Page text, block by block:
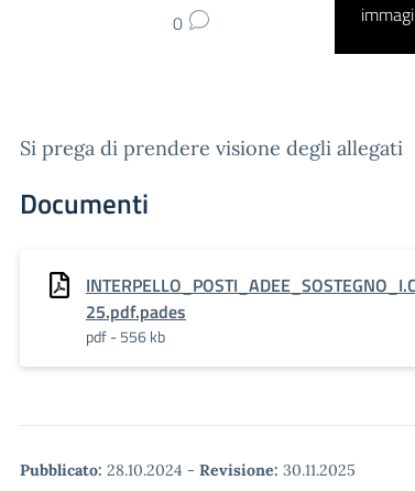
0
Si prega di prendere visione degli allegati
Documenti
25.pdf.pades
pdf - 556 kb
Pubblicato: 28.10.2024 - Revisione: 30.11.2025